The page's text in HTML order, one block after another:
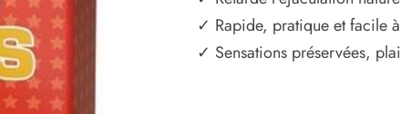
✓ Rapide, pratique et facile
✓ Sensations préservées,